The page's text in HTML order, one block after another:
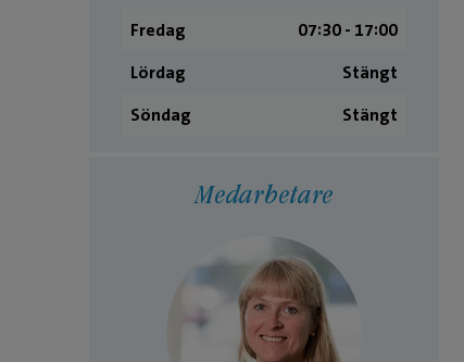
Fredag
07:30 ­- 17:00
Lördag
Stängt
Söndag
Stängt
Medarbetare